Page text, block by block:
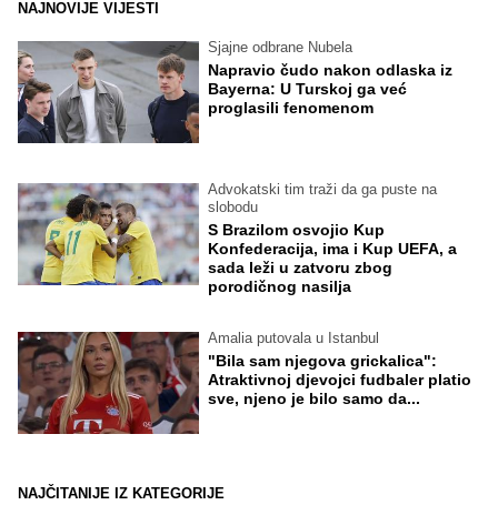
NAJNOVIJE VIJESTI
Sjajne odbrane Nubela
Napravio čudo nakon odlaska iz
Bayerna: U Turskoj ga već
proglasili fenomenom
Advokatski tim traži da ga puste na
slobodu
S Brazilom osvojio Kup
Konfederacija, ima i Kup UEFA, a
sada leži u zatvoru zbog
porodičnog nasilja
Amalia putovala u Istanbul
"Bila sam njegova grickalica":
Atraktivnoj djevojci fudbaler platio
sve, njeno je bilo samo da...
NAJČITANIJE IZ KATEGORIJE